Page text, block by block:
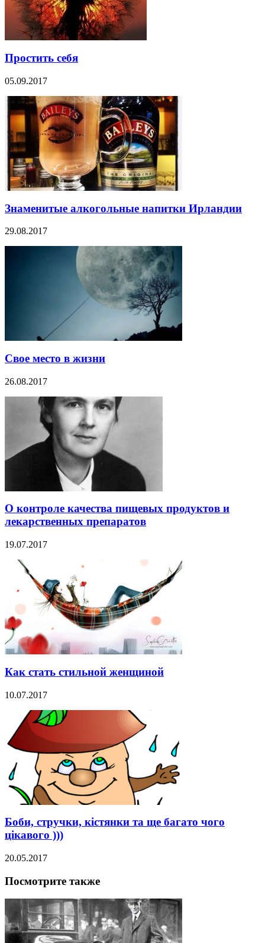
Простить себя
05.09.2017
Знаменитые алкогольные напитки Ирландии
29.08.2017
Свое место в жизни
26.08.2017
О контроле качества пищевых продуктов и
лекарственных препаратов
19.07.2017
Как стать стильной женщиной
10.07.2017
Боби, стручки, кістянки та ще багато чого
цікавого )))
20.05.2017
Посмотрите также